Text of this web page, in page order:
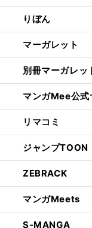
りぼん
マーガレット
別冊マーガレッ
マンガMee公式
リマコミ
ジャンプTOON
ZEBRACK
マンガMeets
S-MANGA